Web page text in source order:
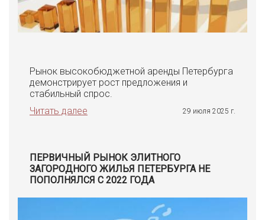
Рынок высокобюджетной аренды Петербурга
демонстрирует рост предложения и
стабильный спрос.
Читать далее
29 июля 2025 г.
ПЕРВИЧНЫЙ РЫНОК ЭЛИТНОГО
ЗАГОРОДНОГО ЖИЛЬЯ ПЕТЕРБУРГА НЕ
ПОПОЛНЯЛСЯ С 2022 ГОДА